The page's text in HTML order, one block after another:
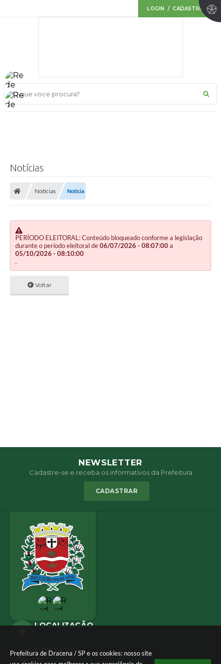
Prefeitura de Dracena / SP e os cookies: nosso site
LOGIN / CADASTRO
O que voce procura?
Notícias
Notícias Notícia
PERÍODO ELEITORAL: Conteúdo bloqueado conforme a legislação
durante o período eleitoral de06/07/2026 - 08:07:00a
05/10/2026 - 08:10:00
.
Voltar
NEWSLETTER
Cadastre-se e receba os informativos da Prefeitura
CADASTRAR
LOCALIZAÇÃO
CONTATO